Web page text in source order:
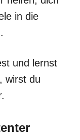
in die
und lernst
wirst du